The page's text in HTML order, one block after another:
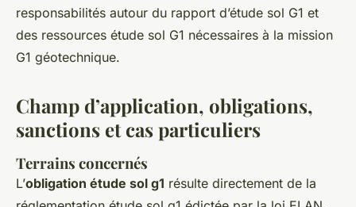
responsabilités autour du rapport d’étude sol G1 et
des ressources étude sol G1 nécessaires à la mission
G1 géotechnique.
Champ d’application, obligations,
sanctions et cas particuliers
Terrains concernés
L’obligation étude sol g1 résulte directement de la